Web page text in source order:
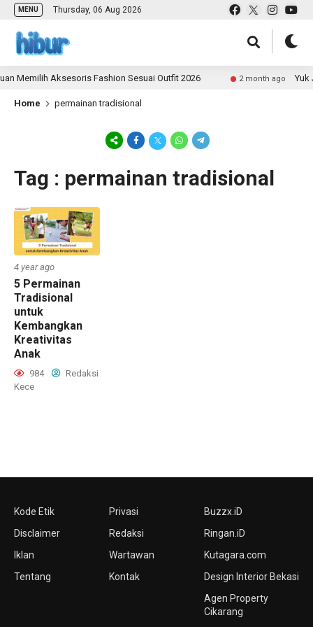
MENU Thursday, 06 Aug 2026
Memilih Aksesoris Fashion Sesuai Outfit 2026 2 month ago Yuk
Home permainan tradisional
Tag : permainan tradisional
4 year ago
5 Permainan
Tradisional
untuk
Kembangkan
Kreativitas
Anak
984
Redaksi
Kece
Kode Etik
Disclaimer
Iklan
Tentang
Privasi
Redaksi
Wartawan
Kontak
Buzzx.iD
Ringan.iD
Kutagara.com
Design Interior Bekasi
Agen Property
Cikarang